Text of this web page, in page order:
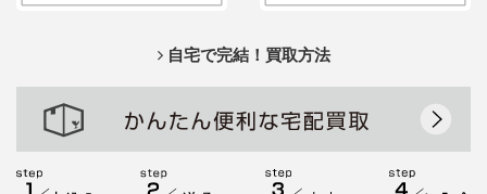
自宅で完結！買取方法